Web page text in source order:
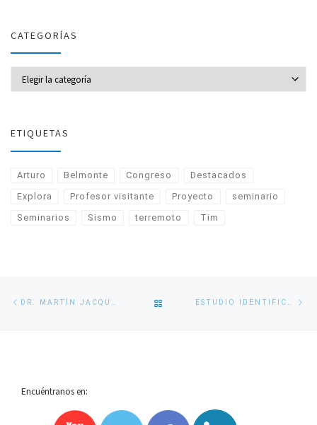
CATEGORÍAS
ETIQUETAS
Arturo Belmonte Congreso Destacados
Explora Profesor visitante Proyecto seminario
Seminarios Sismo terremoto Tim
Navegación
de
VOLVER
Encuéntranos en: